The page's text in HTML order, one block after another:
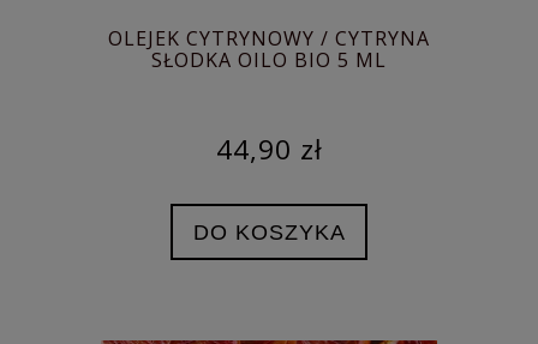
OLEJEK CYTRYNOWY / CYTRYNA
SŁODKA OILO BIO 5 ML
44,90 zł
DO KOSZYKA